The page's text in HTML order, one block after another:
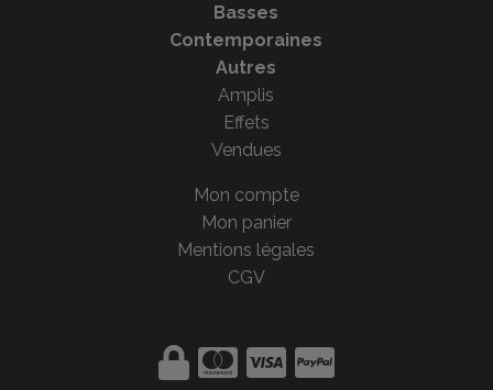
Basses
Contemporaines
Autres
Amplis
Effets
Vendues
Mon compte
Mon panier
Mentions légales
CGV